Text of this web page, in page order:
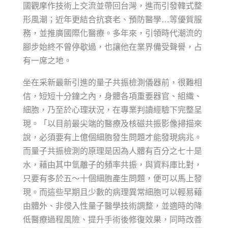
國觀摩作技術上交流並帶回台灣，進而引發韓式整
形風潮；近年更結合抗衰老、預防醫學…等優質服
務，並推廣國際化醫療。多年來，引領時代潮流的
腳步始終不曾停歇過，也讓他在業界備受聲譽，占
有一席之地。
坐在采新最新引進的量子共振檢測儀器前，很難相
信，短短十分鐘之內，身體各項重要器官、組織、
細胞，乃至於心理狀況，在專業判讀經驗下完整呈
現。「以目前最尖端的醫療及核磁共振影像掃描來
說，必須要有上億個細胞發生問題才能發現病兆。
而量子共振檢測的原理是因為人體有百分之七十是
水，藉由其中氫離子的頻率共振，與資料庫比對，
只要有多於五～十個細胞產生問題，便可以馬上發
現。而這些早期且少數的病理異常細胞可以輕易藉
由體外、非侵入性量子醫學技術調整，並適時的降
低醫療過程風險、提升手術後修復效果，同時改善